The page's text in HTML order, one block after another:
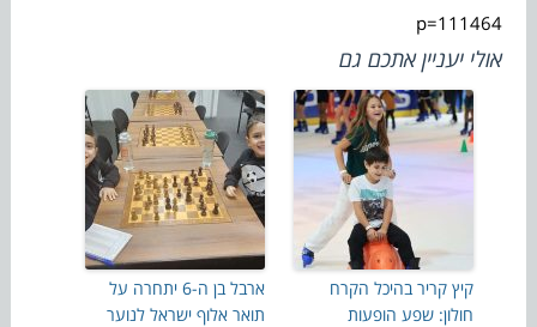
p=111464
אולי יעניין אתכם גם
קיץ קריר בהיכל הקרח
חולון: שפע הופעות
ארבל בן ה-6 יתחרה על
תואר אלוף ישראל לנוער